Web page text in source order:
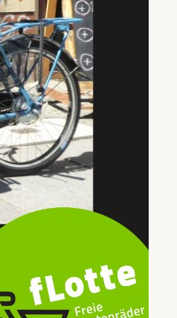
adfc_tk auf Instagram
(85)
(13)
(203)
(35)
(4)
(5)